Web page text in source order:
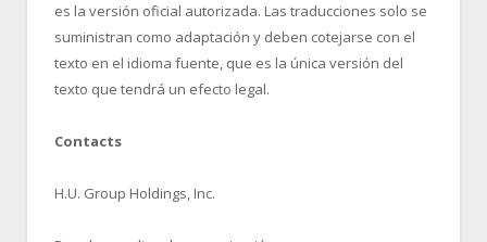
es la versión oficial autorizada. Las traducciones solo se
suministran como adaptación y deben cotejarse con el
texto en el idioma fuente, que es la única versión del
texto que tendrá un efecto legal.
Contacts
H.U. Group Holdings, Inc.